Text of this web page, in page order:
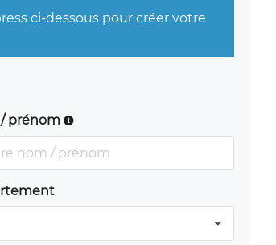
ci-dessous pour créer votre
prénom